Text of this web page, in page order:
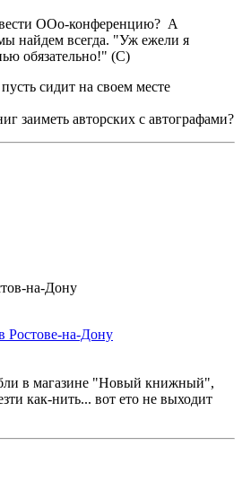
ООо-конференцию? А
найдем всегда. "Уж ежели я
обязательно!" (С)
пусть сидит на своем месте
заиметь авторских с автографами?
на-Дону
Ростове-на-Дону
в магазине "Новый книжный",
как-нить... вот ето не выходит